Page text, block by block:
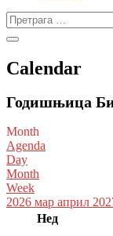
Претрага
за:
Calendar
Годишњица
Month
Agenda
Day
Month
Week
2026 мар април
Нед